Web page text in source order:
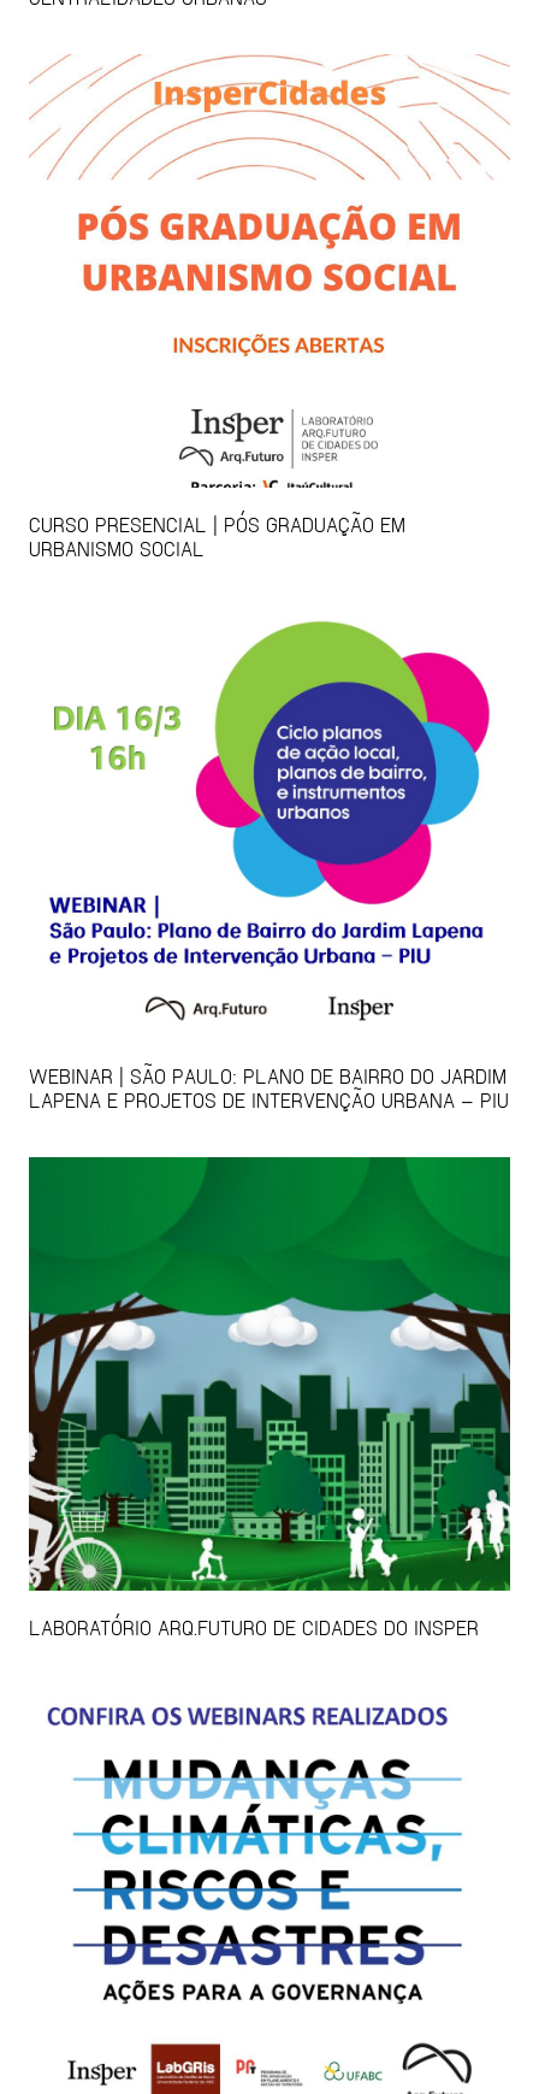
CURSO PRESENCIAL | PÓS GRADUAÇÃO EM
URBANISMO SOCIAL
WEBINAR | SÃO PAULO: PLANO DE BAIRRO DO JARDIM
LAPENA E PROJETOS DE INTERVENÇÃO URBANA – PIU
LABORATÓRIO ARQ.FUTURO DE CIDADES DO INSPER